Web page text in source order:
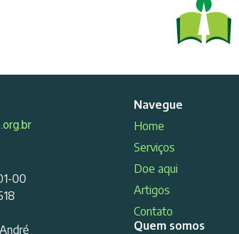
00
Navegue
Home
Serviços
Doe aqui
Artigos
Contato
Quem somos